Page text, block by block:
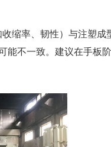
率、韧性）与注塑成
不一致。建议在手板